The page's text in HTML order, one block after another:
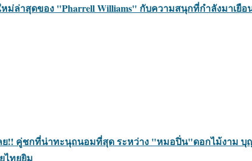
หม่ล่าสุดของ "Pharrell Williams" กับความสนุกที่กำลังมาเยื
ย!! คู่ชกที่น่าทะนุถนอมที่สุด ระหว่าง "หมอปิ่น"ดอกไม้งาม
ไทยยิม